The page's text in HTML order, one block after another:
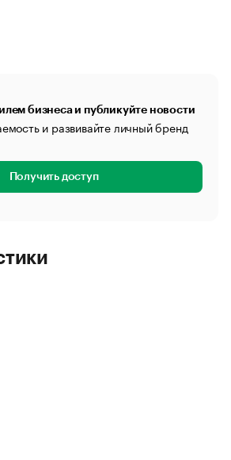
бизнеса и публикуйте новости
и развивайте личный бренд
Получить доступ